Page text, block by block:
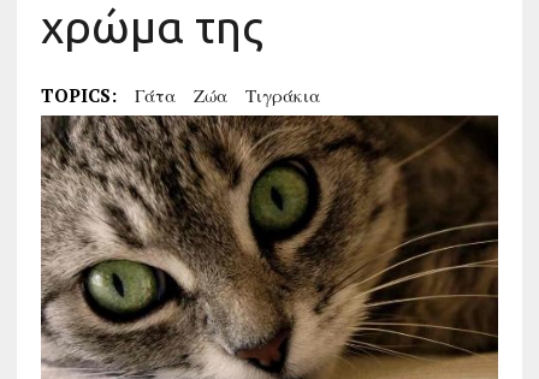
χρώμα της
TOPICS: Γάτα Ζώα Τιγράκια